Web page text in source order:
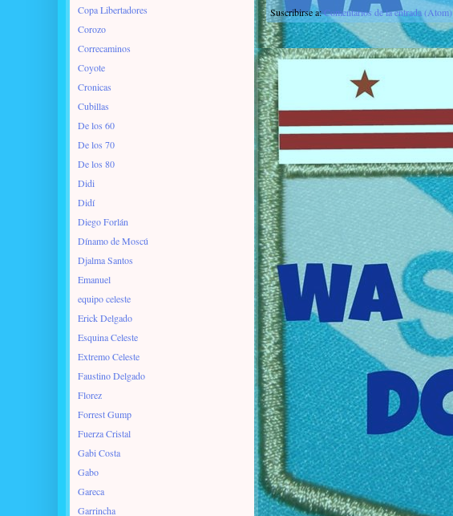
Suscribirse a:Comentarios de la entrada (Atom)
Copa Libertadores
Corozo
Correcaminos
Coyote
Cronicas
Cubillas
De los 60
De los 70
De los 80
Didi
Didí
Diego Forlán
Dínamo de Moscú
Djalma Santos
Emanuel
equipo celeste
Erick Delgado
Esquina Celeste
Extremo Celeste
Faustino Delgado
Florez
Forrest Gump
Fuerza Cristal
Gabi Costa
Gabo
Gareca
Garrincha